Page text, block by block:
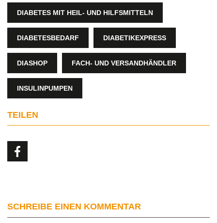
DIABETES MIT HEIL- UND HILFSMITTELN
DIABETESBEDARF DIABETIKEXPRESS
DIASHOP FACH- UND VERSANDHÄNDLER
INSULINPUMPEN
TEILEN
SCHREIBE EINEN KOMMENTAR